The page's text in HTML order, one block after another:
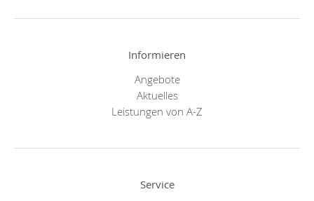
Informieren
Angebote
Aktuelles
Leistungen von A-Z
Service